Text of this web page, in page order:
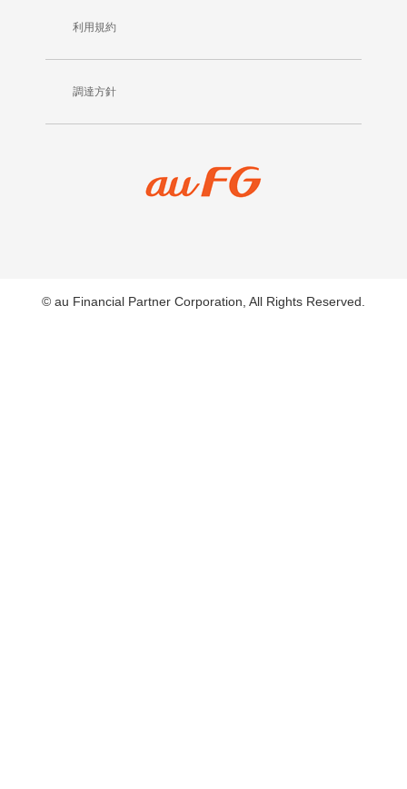
利用規約
調達方針
© au Financial Partner Corporation, All Rights Reserved.